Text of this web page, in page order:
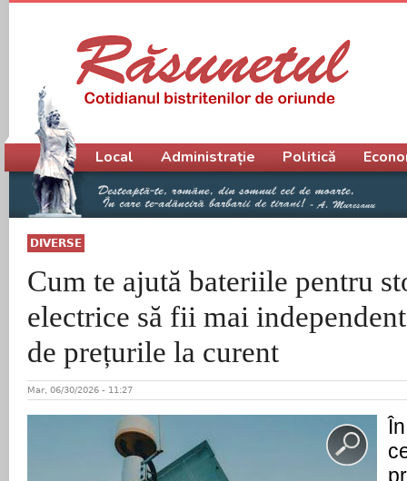
DIVERSE
Cum te ajută bateriile pentru
electrice să fii mai
de prețurile la curent
Mar, 06/30/2026 - 11:27
Meniu principal
Local Administrație Politică